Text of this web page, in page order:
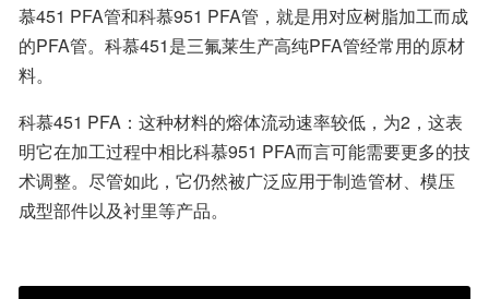
慕451 PFA管和科慕951 PFA管，就是用对应树脂加工而成
的PFA管。科慕451是三氟莱生产高纯PFA管经常用的原材
料。
科慕451 PFA：这种材料的熔体流动速率较低，为2，这表
明它在加工过程中相比科慕951 PFA而言可能需要更多的技
术调整。尽管如此，它仍然被广泛应用于制造管材、模压
成型部件以及衬里等产品。